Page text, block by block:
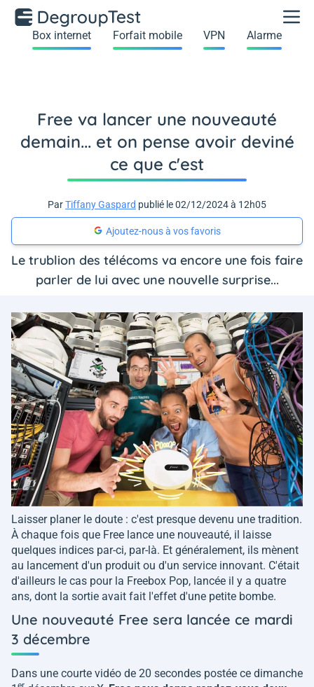
Box internet Forfait mobile VPN Alarme
Free va lancer une nouveauté
demain... et on pense avoir deviné
ce que c'est
ParTiffany Gaspard publié le 02/12/2024 à 12h05
Ajoutez-nous à vos favoris
Le trublion des télécoms va encore une fois faire
parler de lui avec une nouvelle surprise...
Laisser planer le doute : c'est presque devenu une tradition.
À chaque fois que Free lance une nouveauté, il laisse
quelques indices par-ci, par-là. Et généralement, ils mènent
au lancement d'un produit ou d'un service innovant. C'était
d'ailleurs le cas pour la Freebox Pop, lancée il y a quatre
ans, dont la sortie avait fait l'effet d'une petite bombe.
Une nouveauté Free sera lancée ce mardi
3 décembre
Dans une courte vidéo de 20 secondes postée ce dimanche